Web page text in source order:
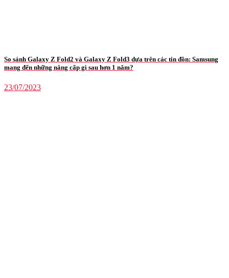
So sánh Galaxy Z Fold2 và Galaxy Z Fold3 dựa trên các tin đồn: Samsung
mang đến những nâng cấp gì sau hơn 1 năm?
23/07/2023